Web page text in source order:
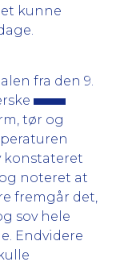
kunne
fra den 9.
tør og
konstateret
noteret at
fremgår det,
sov hele
Endvidere